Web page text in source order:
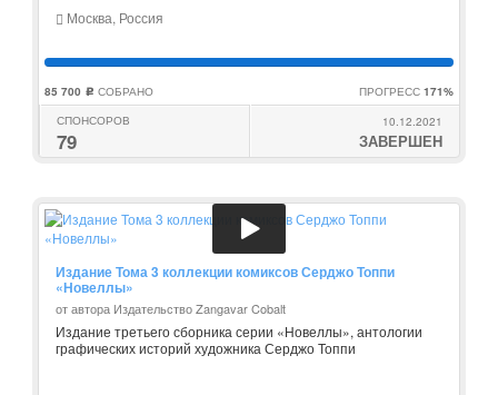
Москва, Россия
85 700 c СОБРАНО ПРОГРЕСС 171%
СПОНСОРОВ
79
10.12.2021
ЗАВЕРШЕН
Издание Тома 3 коллекции комиксов Серджо Топпи
«Новеллы»
от автора Издательство Zangavar Cobalt
Издание третьего сборника серии «Новеллы», антологии
графических историй художника Серджо Топпи